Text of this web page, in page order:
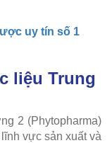
uy tín số 1
liệu Trung
2 (Phytopharma)
vực sản xuất và